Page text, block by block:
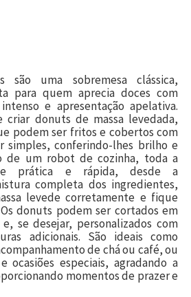
são uma sobremesa clássica,
para quem aprecia doces com
e apresentação apelativa.
criar donuts de massa levedada,
podem ser fritos e cobertos com
simples, conferindo-lhes brilho e
de um robot de cozinha, toda a
se prática e rápida, desde a
completa dos ingredientes,
levede corretamente e fique
donuts podem ser cortados em
se desejar, personalizados com
adicionais. São ideais como
de chá ou café, ou
ocasiões especiais, agradando a
momentos de prazer e